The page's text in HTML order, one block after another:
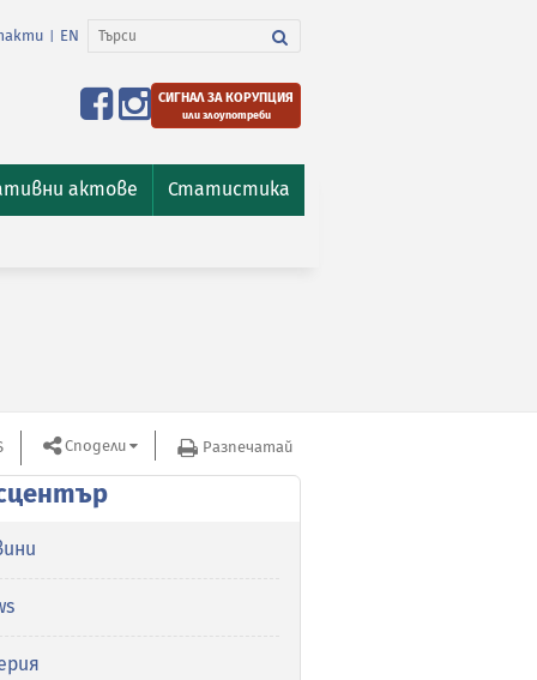
EN
СИГНАЛ ЗА КОРУПЦИЯ
или злоупотреби
актове Статистика
Сподели Разпечатай